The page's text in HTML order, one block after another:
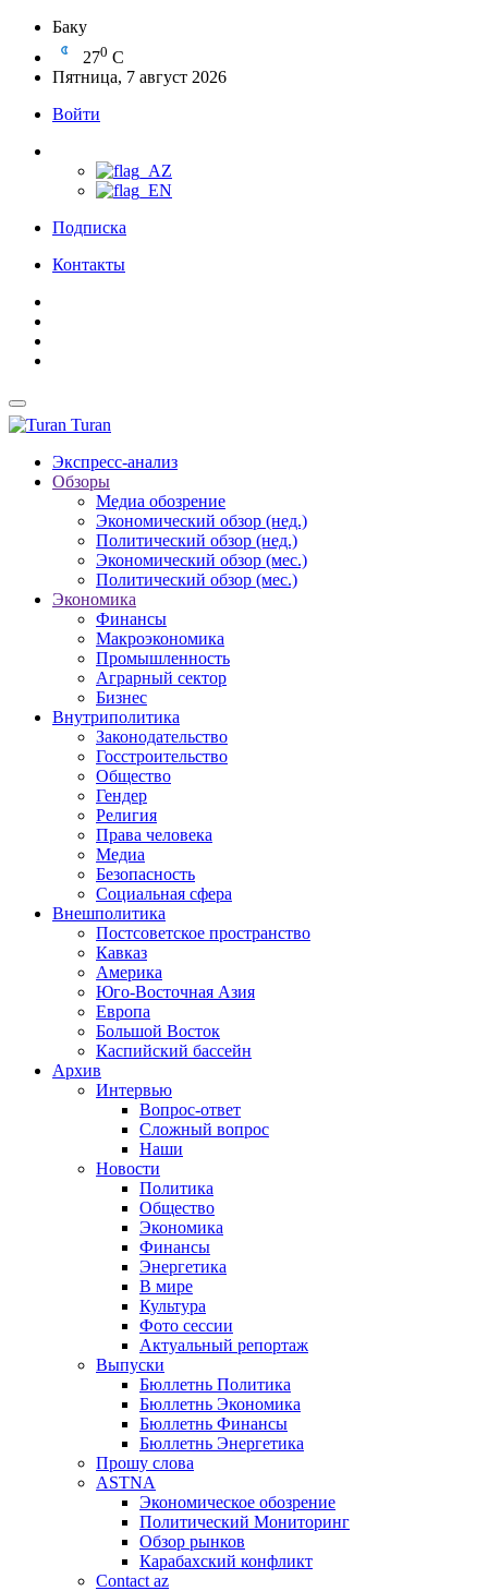
Баку
270 C
Пятница, 7 август 2026
Войти
Подписка
Контакты
Turan
Экспресс-анализ
Обзоры
Медиа обозрение
Экономический обзор (нед.)
Политический обзор (нед.)
Экономический обзор (мес.)
Политический обзор (мес.)
Экономика
Финансы
Макроэкономика
Промышленность
Аграрный сектор
Бизнес
Внутриполитика
Законодательство
Госстроительство
Общество
Гендер
Религия
Права человека
Медиа
Безопасность
Социальная сфера
Внешполитика
Постсоветское пространство
Кавказ
Америка
Юго-Восточная Азия
Европа
Большой Восток
Каспийский бассейн
Архив
Интервью
Вопрос-ответ
Сложный вопрос
Наши
Новости
Политика
Общество
Экономика
Финансы
Энергетика
В мире
Культура
Фото сессии
Актуальный репортаж
Выпуски
Бюллетнь Политика
Бюллетнь Экономика
Бюллетнь Финансы
Бюллетнь Энергетика
Прошу слова
ASTNA
Экономическое обозрение
Политический Мониторинг
Обзор рынков
Карабахский конфликт
Contact az